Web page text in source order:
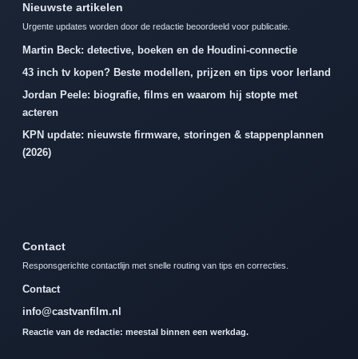
Nieuwste artikelen
Urgente updates worden door de redactie beoordeeld voor publicatie.
Martin Beck: detective, boeken en de Houdini-connectie
43 inch tv kopen? Beste modellen, prijzen en tips voor Ierland
Jordan Peele: biografie, films en waarom hij stopte met
acteren
KPN update: nieuwste firmware, storingen & stappenplannen
(2026)
Contact
Responsgerichte contactlijn met snelle routing van tips en correcties.
Contact
info@castvanfilm.nl
Reactie van de redactie: meestal binnen een werkdag.